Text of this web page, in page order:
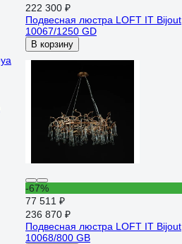
222 300 ₽
Подвесная люстра LOFT IT Bijout
10067/1250 GD
В корзину
-67%
77 511 ₽
236 870 ₽
Подвесная люстра LOFT IT Bijout
10068/800 GB